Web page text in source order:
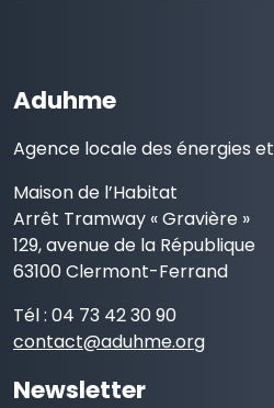
Aduhme
Agence locale des énergies
Maison de l’Habitat
Arrêt Tramway « Gravière »
129, avenue de la République
63100 Clermont-Ferrand
Tél : 04 73 42 30 90
contact@aduhme.org
Newsletter